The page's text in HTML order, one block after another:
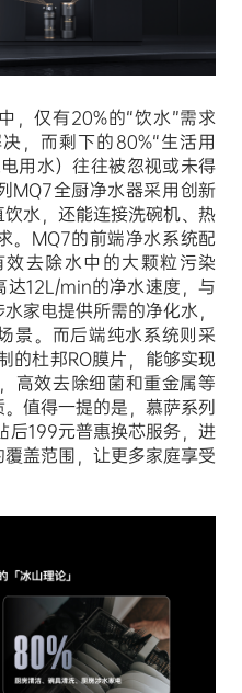
，仅有20%的“饮水”需求
，而剩下的80%“生活用
用水）往往被忽视或未得
MQ7全厨净水器采用创新
水，还能连接洗碗机、热
。MQ7的前端净水系统配
效去除水中的大颗粒污染
达12L/min的净水速度，与
家电提供所需的净化水，
景。而后端纯水系统则采
的杜邦RO膜片，能够实现
高效去除细菌和重金属等
值得一提的是，慕萨系列
后199元普惠换芯服务，进
盖范围，让更多家庭享受